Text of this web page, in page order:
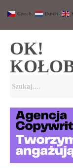
OK!
Czech Dutch